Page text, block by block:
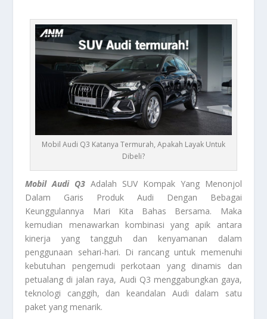
Mobil Audi Q3 Katanya Termurah, Apakah Layak Untuk
Dibeli?
Mobil Audi Q3 Adalah SUV Kompak Yang Menonjol
Dalam Garis Produk Audi Dengan Bebagai
Keunggulannya Mari Kita Bahas Bersama. Maka
kemudian menawarkan kombinasi yang apik antara
kinerja yang tangguh dan kenyamanan dalam
penggunaan sehari-hari. Di rancang untuk memenuhi
kebutuhan pengemudi perkotaan yang dinamis dan
petualang di jalan raya, Audi Q3 menggabungkan gaya,
teknologi canggih, dan keandalan Audi dalam satu
paket yang menarik.